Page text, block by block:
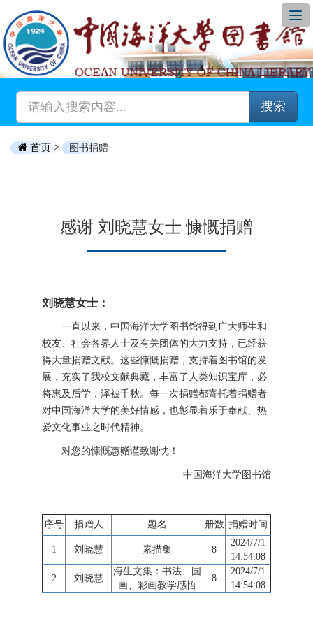
搜索
首页 > 图书捐赠
感谢 刘晓慧女士 慷慨捐赠
刘晓慧女士：
一直以来，中国海洋大学图书馆得到广大师生和
校友、社会各界人士及有关团体的大力支持，已经获
得大量捐赠文献。这些慷慨捐赠，支持着图书馆的发
展，充实了我校文献典藏，丰富了人类知识宝库，必
将惠及后学，泽被千秋。每一次捐赠都寄托着捐赠者
对中国海洋大学的美好情感，也彰显着乐于奉献、热
爱文化事业之时代精神。
对您的慷慨惠赠谨致谢忱！
中国海洋大学图书馆
序号 捐赠人 题名 册数 捐赠时间
1 刘晓慧 素描集 8
2024/7/1
14:54:08
2 刘晓慧
海生文集：书法、国
画、彩画教学感悟
8
2024/7/1
14:54:08